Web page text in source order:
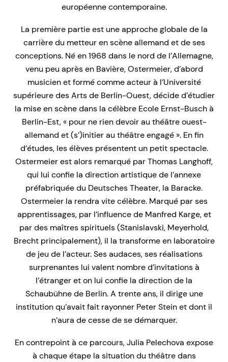
européenne contemporaine.
La première partie est une approche globale de la
carrière du metteur en scène allemand et de ses
conceptions. Né en 1968 dans le nord de l’Allemagne,
venu peu après en Bavière, Ostermeier, d’abord
musicien et formé comme acteur à l’Université
supérieure des Arts de Berlin-Ouest, décide d’étudier
la mise en scène dans la célèbre Ecole Ernst-Busch à
Berlin-Est, « pour ne rien devoir au théâtre ouest-
allemand et (s’)initier au théâtre engagé ». En fin
d’études, les élèves présentent un petit spectacle.
Ostermeier est alors remarqué par Thomas Langhoff,
qui lui confie la direction artistique de l’annexe
préfabriquée du Deutsches Theater, la Baracke.
Ostermeier la rendra vite célèbre. Marqué par ses
apprentissages, par l’influence de Manfred Karge, et
par des maîtres spirituels (Stanislavski, Meyerhold,
Brecht principalement), il la transforme en laboratoire
de jeu de l’acteur. Ses audaces, ses réalisations
surprenantes lui valent nombre d’invitations à
l’étranger et on lui confie la direction de la
Schaubühne de Berlin. A trente ans, il dirige une
institution qu’avait fait rayonner Peter Stein et dont il
n’aura de cesse de se démarquer.
En contrepoint à ce parcours, Julia Pelechova expose
à chaque étape la situation du théâtre dans